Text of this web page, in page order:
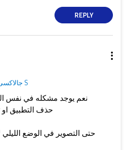
REPLY
جالاكسى S
نعم يوجد مشكله في نفس
حذف التطبيق او
حتى التصوير في الوضع الليلي